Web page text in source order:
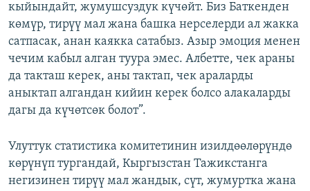
кыйындайт, жумушсуздук күчөйт. Биз Баткенден
көмүр, тирүү мал жана башка нерселерди ал жакка
сатпасак, анан каякка сатабыз. Азыр эмоция менен
чечим кабыл алган туура эмес. Албетте, чек араны
да такташ керек, аны тактап, чек араларды
аныктап алгандан кийин керек болсо алакаларды
дагы да күчөтсөк болот”.
Улуттук статистика комитетинин изилдөөлөрүндө
көрүнүп тургандай, Кыргызстан Тажикстанга
негизинен тирүү мал жандык, сүт, жумуртка жана